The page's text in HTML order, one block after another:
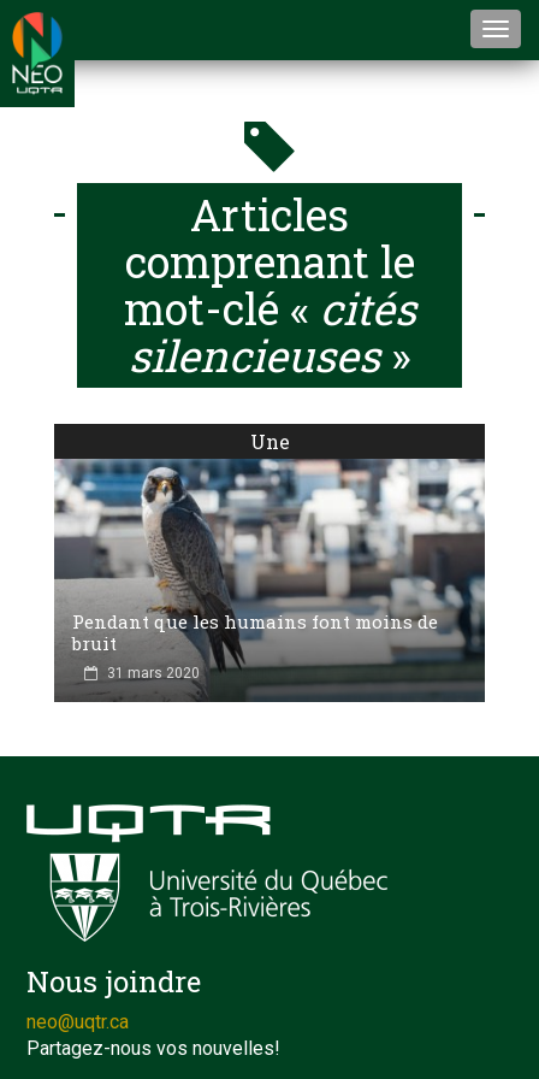
Articles
comprenant le
mot-clé « cités
silencieuses»
Une
Pendant que les humains font moins de
bruit
31 mars 2020
Nous joindre
neo@uqtr.ca
Partagez-nous vos nouvelles!